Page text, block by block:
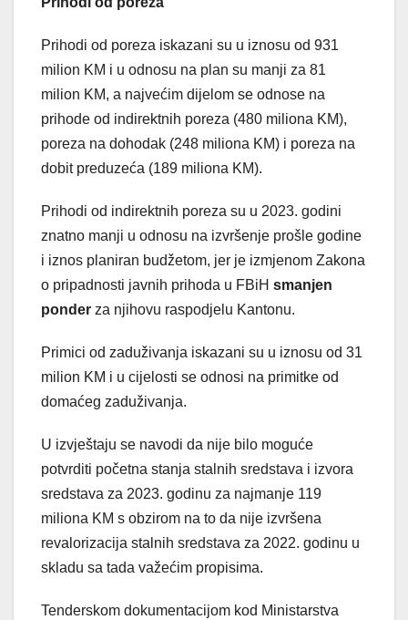
Prihodi od poreza iskazani su u iznosu od 931
milion KM i u odnosu na plan su manji za 81
milion KM, a najvećim dijelom se odnose na
prihode od indirektnih poreza (480 miliona KM),
poreza na dohodak (248 miliona KM) i poreza na
dobit preduzeća (189 miliona KM).
Prihodi od indirektnih poreza su u 2023. godini
znatno manji u odnosu na izvršenje prošle godine
i iznos planiran budžetom, jer je izmjenom Zakona
o pripadnosti javnih prihoda u FBiH smanjen
ponder za njihovu raspodjelu Kantonu.
Primici od zaduživanja iskazani su u iznosu od 31
milion KM i u cijelosti se odnosi na primitke od
domaćeg zaduživanja.
U izvještaju se navodi da nije bilo moguće
potvrditi početna stanja stalnih sredstava i izvora
sredstava za 2023. godinu za najmanje 119
miliona KM s obzirom na to da nije izvršena
revalorizacija stalnih sredstava za 2022. godinu u
skladu sa tada važećim propisima.
Tenderskom dokumentacijom kod Ministarstva